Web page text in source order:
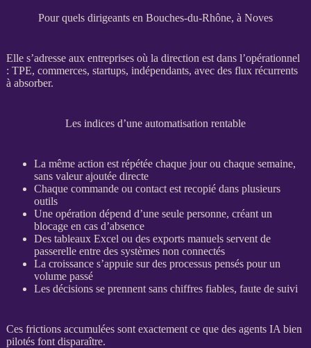
Pour quels dirigeants en Bouches-du-Rhône, à Noves
Elle s’adresse aux entreprises où la direction est dans l’opérationnel
: TPE, commerces, startups, indépendants, avec des fluxrécurrents
à absorber.
Les indices d’une automatisation rentable
La même action est répétée chaque jour ou chaque semaine,
sans valeur ajoutée directe
Chaque commande ou contact est recopié dans plusieurs
outils
Une opération dépend d’une seule personne, créant un
blocage en cas d’absence
Des tableaux Excel ou des exportsmanuels servent de
passerelle entre des systèmes non connectés
La croissance s’appuie sur des processuspensés pour un
volume passé
Les décisions se prennent sans chiffres fiables, faute de suivi
Ces frictions accumulées sont exactement ce que des agents IA bien
pilotés font disparaître.